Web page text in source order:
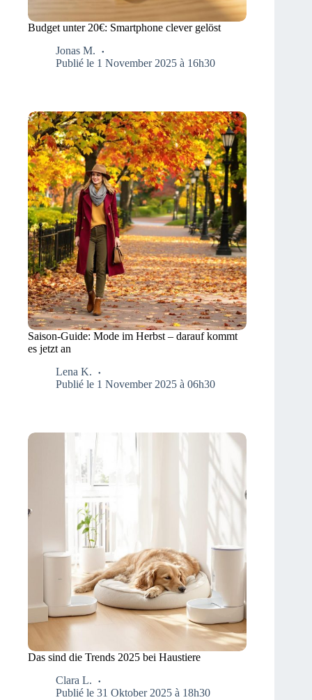
Budget unter 20€: Smartphone clever gelöst
Jonas M.
Publié le 1 November 2025 à 16h30
Saison-Guide: Mode im Herbst – darauf kommt
es jetzt an
Lena K.
Publié le 1 November 2025 à 06h30
Das sind die Trends 2025 bei Haustiere
Clara L.
Publié le 31 Oktober 2025 à 18h30